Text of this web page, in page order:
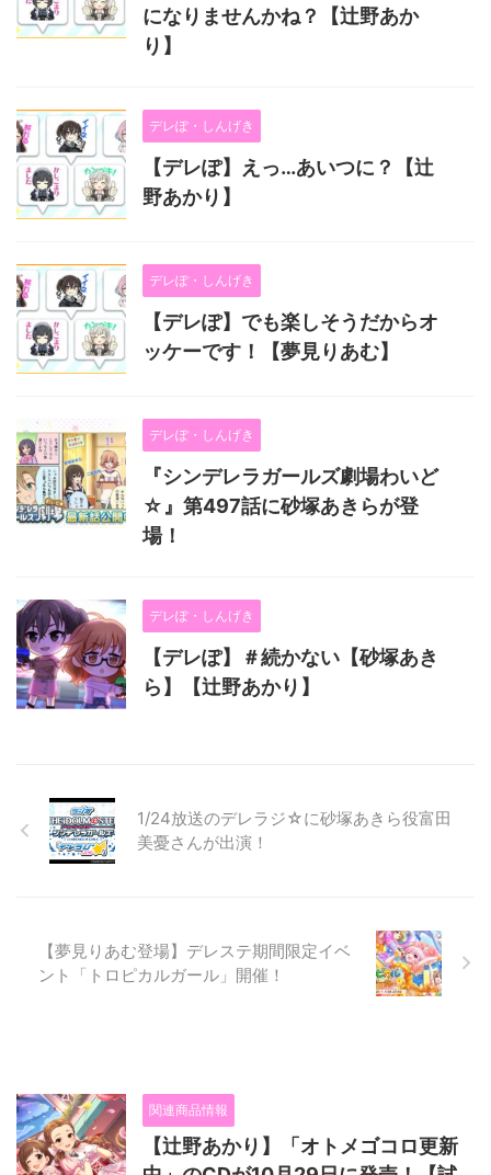
になりませんかね？【辻野あか
り】
デレぽ・しんげき
【デレぽ】えっ…あいつに？【辻
野あかり】
デレぽ・しんげき
【デレぽ】でも楽しそうだからオ
ッケーです！【夢見りあむ】
デレぽ・しんげき
『シンデレラガールズ劇場わいど
☆』第497話に砂塚あきらが登
場！
デレぽ・しんげき
【デレぽ】＃続かない【砂塚あき
ら】【辻野あかり】
1/24放送のデレラジ☆に砂塚あきら役富田
美憂さんが出演！
【夢見りあむ登場】デレステ期間限定イベ
ント「トロピカルガール」開催！
関連商品情報
【辻野あかり】「オトメゴコロ更新